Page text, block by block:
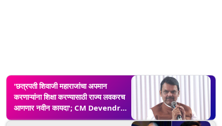
'छत्रपती शिवाजी महाराजांचा अपमान
करणाऱ्यांना शिक्षा करण्यासाठी राज्य लवकरच
आणणार नवीन कायदा'; CM Devendra
Fadnavis यांची घोषणा